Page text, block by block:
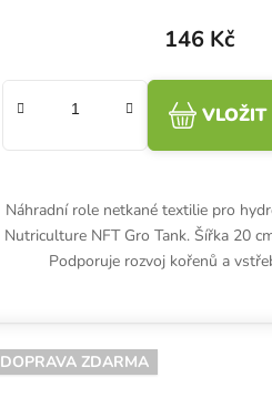
146 Kč
Náhradní role netkané textilie pro
Nutriculture NFT Gro Tank. Šířka 20
Podporuje rozvoj kořenů a
DOPRAVA ZDARMA